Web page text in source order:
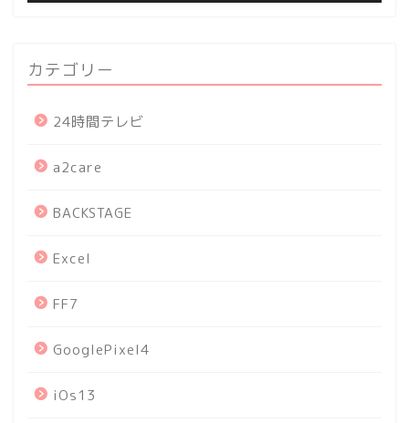
カテゴリー
24時間テレビ
a2care
BACKSTAGE
Excel
FF7
GooglePixel4
iOs13